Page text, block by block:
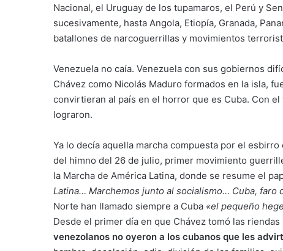
Nacional, el Uruguay de los tupamaros, el Perú y
sucesivamente, hasta Angola, Etiopía, Granada,
batallones de narcoguerrillas y movimientos
Venezuela no caía. Venezuela con sus gobiernos
Chávez como Nicolás Maduro formados en la isla,
convirtieran al país en el horror que es Cuba. Con
lograron.
Ya lo decía aquella marcha compuesta por el esbirro
del himno del 26 de julio, primer movimiento
la Marcha de América Latina, donde se resume el
Latina… Marchemos junto al socialismo… Cuba, faro
Norte han llamado siempre a Cuba «el pequeño
Desde el primer día en que Chávez tomó las
venezolanos no oyeron a los cubanos que les